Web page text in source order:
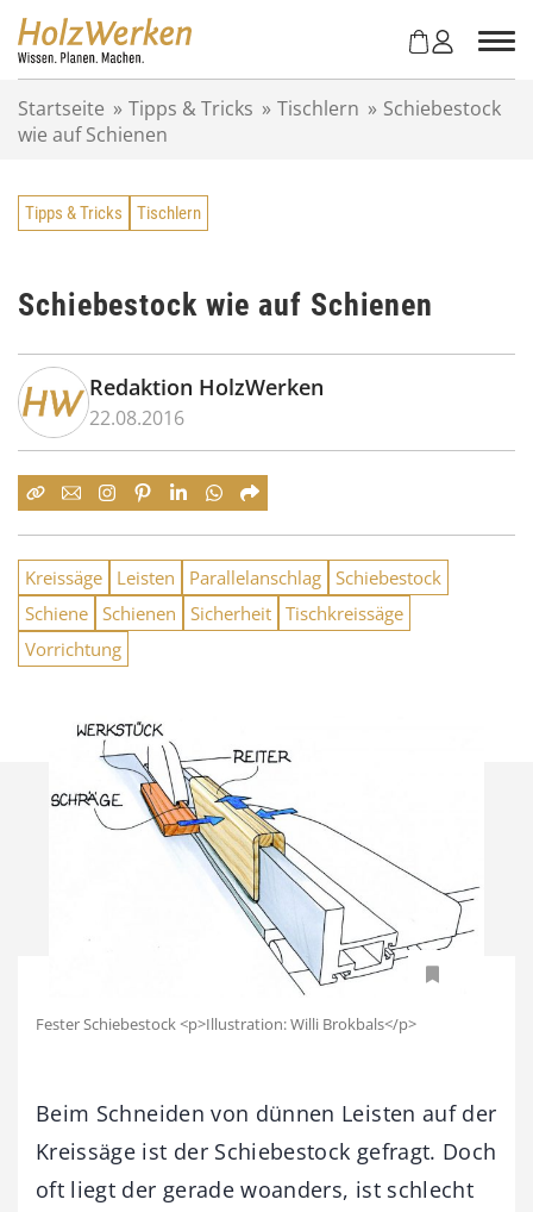
Startseite » Tipps & Tricks » Tischlern » Schiebestock
wie auf Schienen
Tipps & Tricks Tischlern
Schiebestock wie auf Schienen
Redaktion HolzWerken
22.08.2016
Kreissäge Leisten Parallelanschlag Schiebestock
Schiene Schienen Sicherheit Tischkreissäge
Vorrichtung
Fester Schiebestock <p>Illustration: Willi Brokbals</p>
Beim Schneiden von dünnen Leisten auf der
Kreissäge ist der Schiebestock gefragt. Doch
oft liegt der gerade woanders, ist schlecht